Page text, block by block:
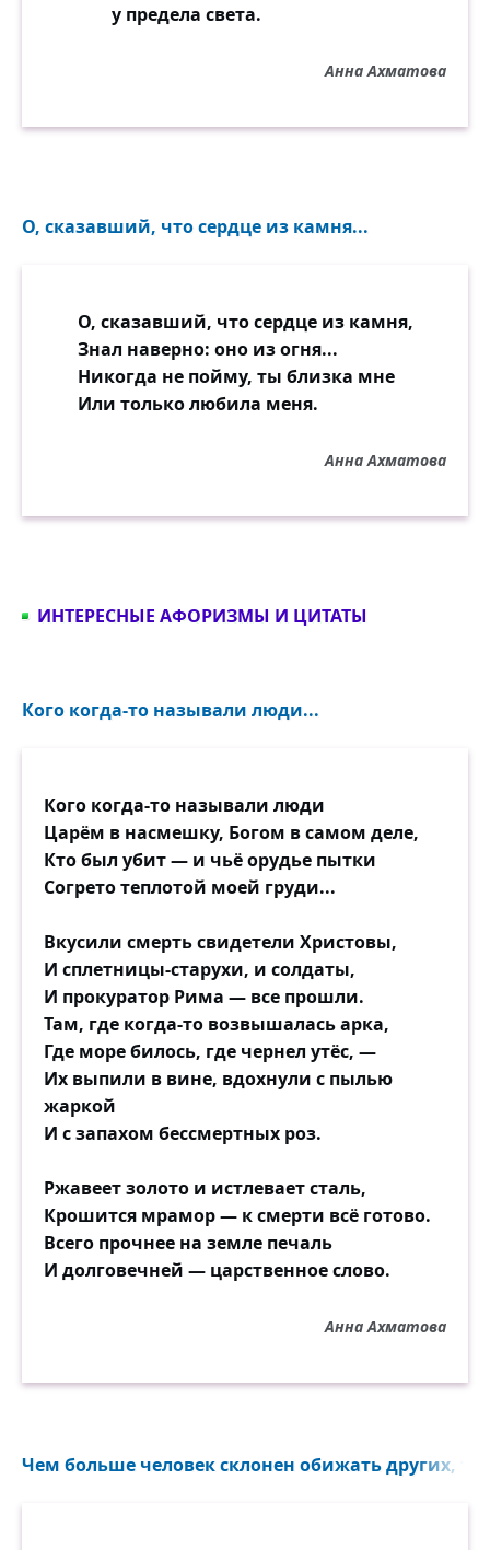
у предела света.
Анна Ахматова
О, сказавший, что сердце из камня...
О, сказавший, что сердце из камня,
Знал наверно: оно из огня...
Никогда не пойму, ты близка мне
Или только любила меня.
Анна Ахматова
ИНТЕРЕСНЫЕ АФОРИЗМЫ И ЦИТАТЫ
Кого когда-то называли люди...
Кого когда-то называли люди
Царём в насмешку, Богом в самом деле,
Кто был убит — и чьё орудье пытки
Согрето теплотой моей груди...
Вкусили смерть свидетели Христовы,
И сплетницы-старухи, и солдаты,
И прокуратор Рима — все прошли.
Там, где когда-то возвышалась арка,
Где море билось, где чернел утёс, —
Их выпили в вине, вдохнули с пылью
жаркой
И с запахом бессмертных роз.
Ржавеет золото и истлевает сталь,
Крошится мрамор — к смерти всё готово.
Всего прочнее на земле печаль
И долговечней — царственное слово.
Анна Ахматова
Чем больше человек склонен обижать других,